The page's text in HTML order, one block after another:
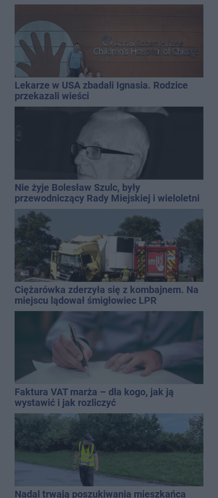
Lekarze w USA zbadali Ignasia. Rodzice
przekazali wieści
Nie żyje Bolesław Szulc, były
przewodniczący Rady Miejskiej i wieloletni
dyrektor SP 14
Ciężarówka zderzyła się z kombajnem. Na
miejscu lądował śmigłowiec LPR
Faktura VAT marża – dla kogo, jak ją
wystawić i jak rozliczyć
Nadal trwają poszukiwania mieszkańca